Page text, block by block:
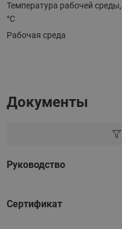
Температура рабочей среды,
°С
Рабочая среда
Документы
Руководство
Сертификат